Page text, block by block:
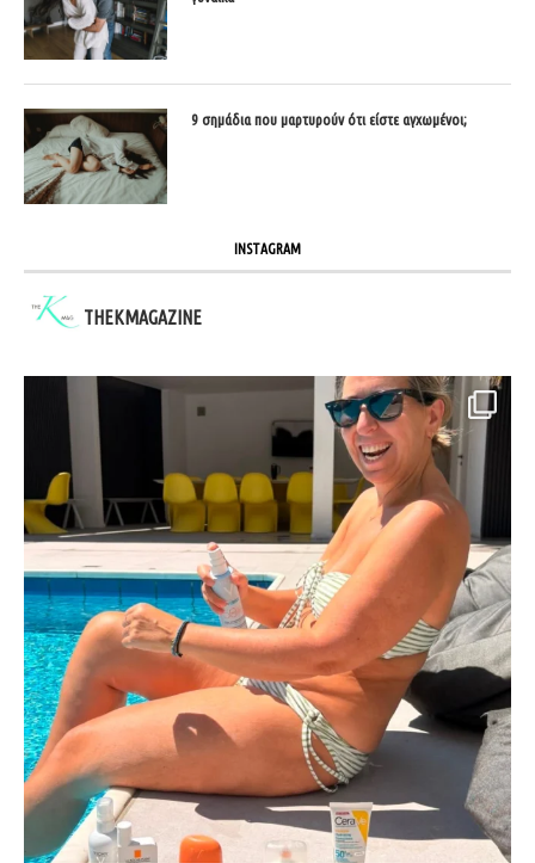
9 σημάδια που μαρτυρούν ότι είστε αγχωμένοι;
INSTAGRAM
THEKMAGAZINE